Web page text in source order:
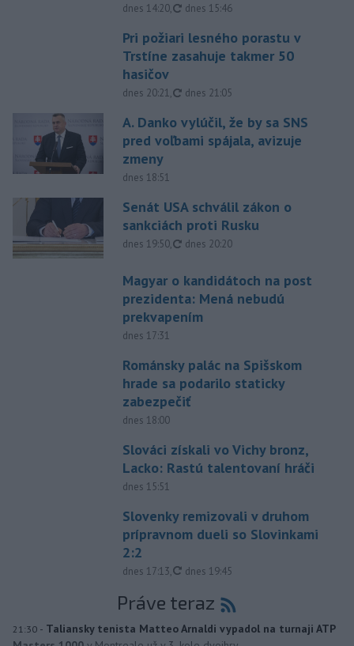
dnes 14:20, aktualizované
dnes 15:46
Pri požiari lesného porastu v
Trstíne zasahuje takmer 50
hasičov
dnes 20:21, aktualizované
dnes 21:05
A. Danko vylúčil, že by sa SNS
pred voľbami spájala, avizuje
zmeny
dnes 18:51
Senát USA schválil zákon o
sankciách proti Rusku
dnes 19:50, aktualizované
dnes 20:20
Magyar o kandidátoch na post
prezidenta: Mená nebudú
prekvapením
dnes 17:31
Románsky palác na Spišskom
hrade sa podarilo staticky
zabezpečiť
dnes 18:00
Slováci získali vo Vichy bronz,
Lacko: Rastú talentovaní hráči
dnes 15:51
Slovenky remizovali v druhom
prípravnom dueli so Slovinkami
2:2
dnes 17:13, aktualizované
dnes 19:45
Práve teraz
21:30 - Taliansky tenista Matteo Arnaldi vypadol na turnaji ATP